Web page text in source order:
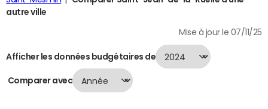
autre ville
Mise à jour le 07/11/25
Afficher les données budgétaires de
Comparer avec